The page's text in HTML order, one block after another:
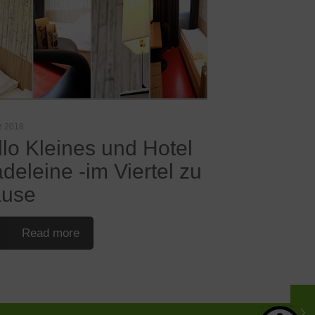
2018
Kleines und Hotel
-im Viertel zu
Read more